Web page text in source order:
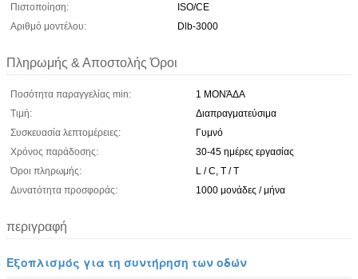
Πιστοποίηση:
ISO/CE
Αριθμό μοντέλου:
Dlb-3000
Πληρωμής & Αποστολής Όροι
Ποσότητα παραγγελίας min:
1 ΜΟΝΆΔΑ
Τιμή:
Διαπραγματεύσιμα
Συσκευασία λεπτομέρειες:
Γυμνό
Χρόνος παράδοσης:
30-45 ημέρες εργασίας
Όροι πληρωμής:
L / C, T / T
Δυνατότητα προσφοράς:
1000 μονάδες / μήνα
περιγραφή
Εξοπλισμός για τη συντήρηση των οδών